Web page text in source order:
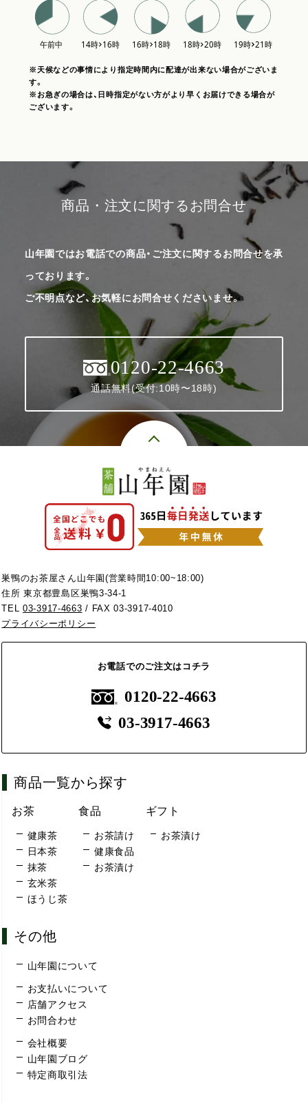
※天候などの事情により指定時間内に配達が出来ない場合がございま
す。
※お急ぎの場合は、日時指定がない方がより早くお届けできる場合が
ございます。
商品・注文に関するお問合せ
山年園ではお電話での商品・ご注文に関するお問合せを承
っております。
ご不明点など、お気軽にお問合せくださいませ。
0120-22-4663
通話無料(受付:10時〜18時)
巣鴨のお茶屋さん山年園(営業時間10:00~18:00)
住所 東京都豊島区巣鴨3-34-1
TEL03-3917-4663 / FAX 03-3917-4010
プライバシーポリシー
お電話でのご注文はコチラ
0120-22-4663
03-3917-4663
商品一覧から探す
お茶
健康茶
日本茶
抹茶
玄米茶
ほうじ茶
食品
お茶請け
健康食品
お茶漬け
ギフト
お茶漬け
その他
山年園について
お支払いについて
店舗アクセス
お問合わせ
会社概要
山年園ブログ
特定商取引法